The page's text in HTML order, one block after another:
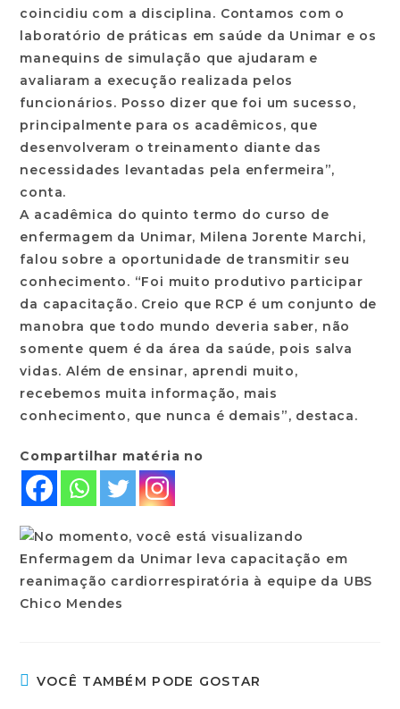
coincidiu com a disciplina. Contamos com o
laboratório de práticas em saúde da Unimar e os
manequins de simulação que ajudaram e
avaliaram a execução realizada pelos
funcionários. Posso dizer que foi um sucesso,
principalmente para os acadêmicos, que
desenvolveram o treinamento diante das
necessidades levantadas pela enfermeira”,
conta.
A acadêmica do quinto termo do curso de
enfermagem da Unimar, Milena Jorente Marchi,
falou sobre a oportunidade de transmitir seu
conhecimento. “Foi muito produtivo participar
da capacitação. Creio que RCP é um conjunto de
manobra que todo mundo deveria saber, não
somente quem é da área da saúde, pois salva
vidas. Além de ensinar, aprendi muito,
recebemos muita informação, mais
conhecimento, que nunca é demais”, destaca.
Compartilhar matéria no
VOCÊ TAMBÉM PODE GOSTAR